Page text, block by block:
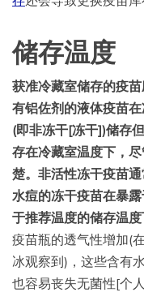
储存温度
获准冷藏室储存的疫
有铝佐剂的液体疫苗
(即非冻干[冻干])储存
存在冷藏室温度下，
楚。非活性冻干疫苗
水痘的冻干疫苗在暴
于推荐温度的储存温
疫苗瓶的透气性增加(
冰观察到)，这些含有
也容易丧失无菌性[个